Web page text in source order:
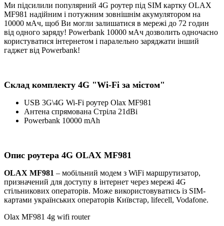
Ми підсилили популярний 4G роутер під SIM картку OLAX
MF981 надійним і потужним зовнішнім акумулятором на
10000 мАч, щоб Ви могли залишатися в мережі до 72 годин
від одного заряду! Powerbank 10000 мАч дозволить одночасно
користуватися інтернетом і паралельно заряджати інший
гаджет від Powerbank!
Склад комплекту 4G "Wi-Fi за містом"
USB 3G\4G Wi-Fi роутер Olax MF981
Антена спрямована Стріла 21dBi
Powerbank 10000 mAh
Опис роутера 4G OLAX MF981
OLAX MF981 – мобільний модем з WiFi маршрутизатор,
призначений для доступу в інтернет через мережі 4G
стільникових операторів. Може використовуватись із SIM-
картами українських операторів Київстар, lifecell, Vodafone.
Olax MF981 4g wifi router